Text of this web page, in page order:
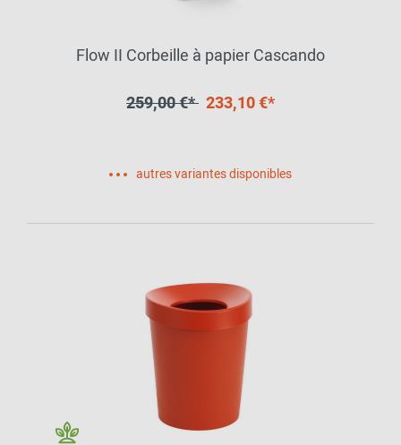
Flow II Corbeille à papier Cascando
259,00 €* 233,10 €*
autres variantes disponibles